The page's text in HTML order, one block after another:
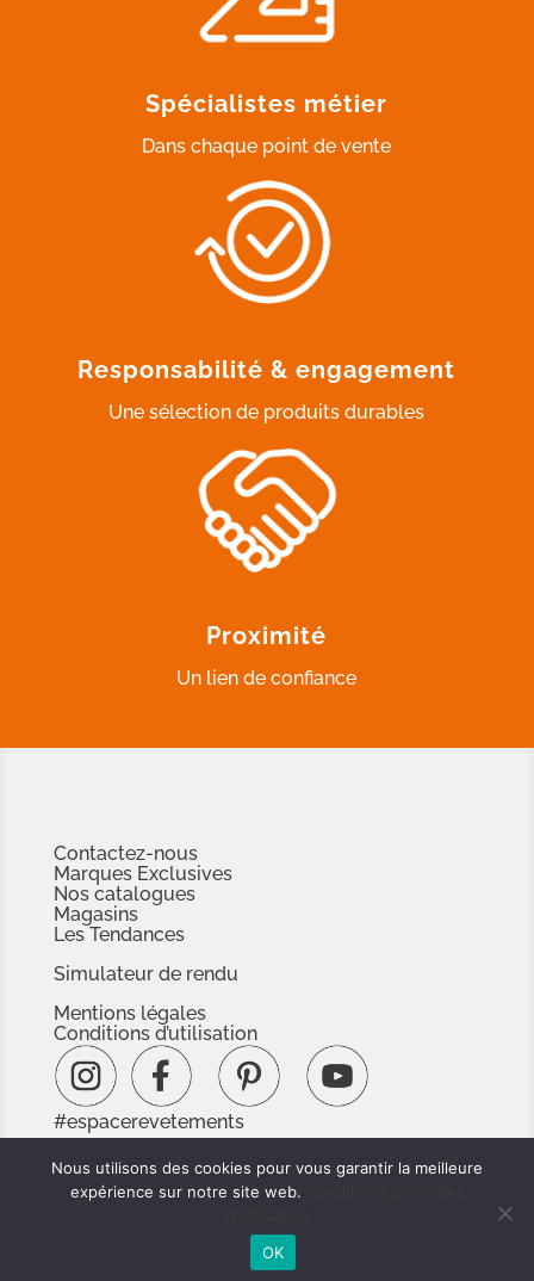
Spécialistes métier
Dans chaque point de vente
Responsabilité & engagement
Une sélection de produits durables
Proximité
Un lien de confiance
Contactez-nous
Marques Exclusives
Nos catalogues
Magasins
Les Tendances
Simulateur de rendu
Mentions légales
Conditions d’utilisation
#espacerevetements
www.espacedoc.fr
www.signnaturedexception.com
Nous utilisons des cookies pour vous garantir la meilleure
expérience sur notre site web.
OK